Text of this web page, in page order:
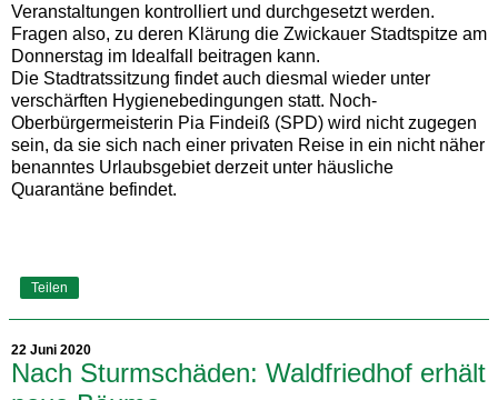
Veranstaltungen kontrolliert und durchgesetzt werden.
Fragen also, zu deren Klärung die Zwickauer Stadtspitze am
Donnerstag im Idealfall beitragen kann.
Die Stadtratssitzung findet auch diesmal wieder unter
verschärften Hygienebedingungen statt. Noch-
Oberbürgermeisterin Pia Findeiß (SPD) wird nicht zugegen
sein, da sie sich nach einer privaten Reise in ein nicht näher
benanntes Urlaubsgebiet derzeit unter häusliche
Quarantäne befindet.
Teilen
22 Juni 2020
Nach Sturmschäden: Waldfriedhof erhält